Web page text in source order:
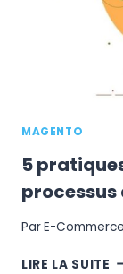
MAGENTO
5
processus
ParE-
LIRE LA SUITE 5